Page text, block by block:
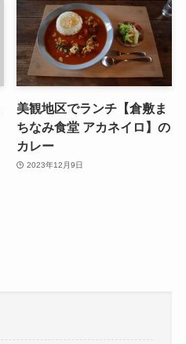
美観地区でランチ【倉敷ま
ちなみ食堂 アカネイロ】の
カレー
2023年12月9日